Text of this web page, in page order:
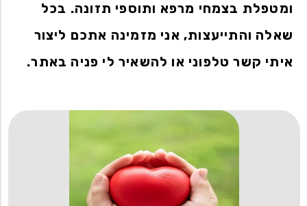
ומטפלת בצמחי מרפא ותוספי תזונה. בכל
שאלה והתייעצות, אני מזמינה אתכם ליצור
איתי קשר טלפוני או להשאיר לי פניה באתר.